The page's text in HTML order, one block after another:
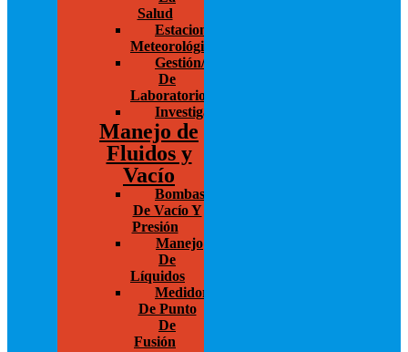
Salud
Estaciones
Meteorológicas
Gestión/Administración
De
Laboratorios
Investigación
Manejo de
Fluidos y
Vacío
Bombas
De Vacío Y
Presión
Manejo
De
Líquidos
Medidores
De Punto
De
Fusión